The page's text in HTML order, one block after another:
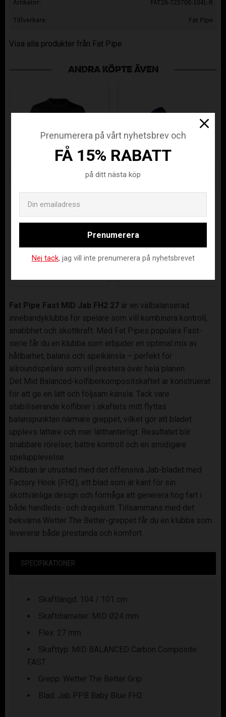
Artikelnr
FAT26-725700-104L-R
Tillverkare
Fat Pipe
Visa alla produkter från Fat Pipe
ANDRA KÖPTE ÄVEN
ÄLVSJÖ AIK
FUNCTIONAL
A 5.0 SVART
BOLASTRUMPA
BO-1568-1-483-34
Fat Pipe Fast MID Jab FH2 27 är en välbalanserad
innebandyklubba för spelare som vill kombinera kontroll,
snabbhet och skottkraft. Med Fat Pipes populära Fast-
serie får du en klubba som erbjuder en optimal mix av
hållbarhet, balans och spelkänsla – perfekt för
allroundspelare som vill prestera över hela planen.
Det Mid Balanced-kolfiberkompositskaftet är konstruerat
för att ge en lätt och följsam känsla. Tack vare
stabiliserande kolfibrer i skaftets mitt flyttas
balanspunkten närmare greppet, vilket gör att bladet
upplevs lättare och mer lätthanterligt. Resultatet blir
snabbare rörelser, bättre kontroll och en smidigare
spelupplevelse.
Klubban är utrustad med det offensiva Jab-bladet med
Factory Hook (FH2), ett blad som är känt för sin
skottvänliga design och förmåga att generera hög fart i
både handleds- och dragskott. Tillsammans med det
bekväma Wetter The Better-greppet får du en klubba som
levererar både prestanda och komfort.
SPECIFIKATIONER
Skaftlängd: 104 / 101 cm
Skaftdiameter: MID Ø24 mm
Flex: 27 mm
Skafttyp: MID BALANCED Carbon Composite
FAST
Grepp: Wetter The Better Grip
Blad: Jab PPB Baby Blue FH2
Prenumerera på vårt nyhetsbrev och
FÅ 15% RABATT
på ditt nästa köp
Prenumerera
Nej tack, jag vill inte prenumerera på nyhetsbrevet